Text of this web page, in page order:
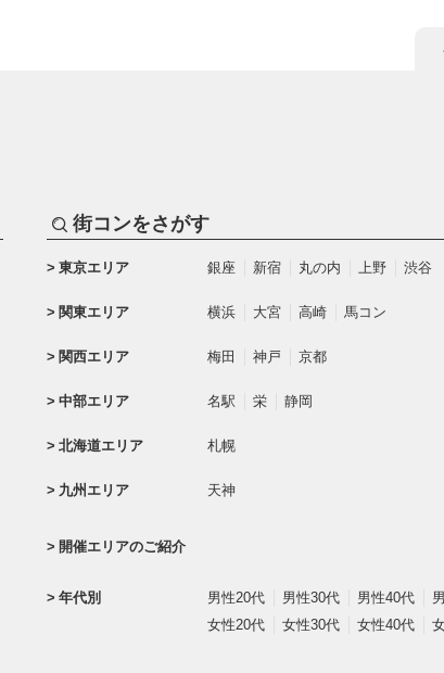
街コンをさがす
東京エリア 銀座 新宿 丸の内 上野 渋谷
関東エリア 横浜 大宮 高崎 馬コン
関西エリア 梅田 神戸 京都
中部エリア 名駅 栄 静岡
北海道エリア 札幌
九州エリア 天神
開催エリアのご紹介
年代別 男性20代 男性30代 男性40代
女性20代
女性30代 女性40代